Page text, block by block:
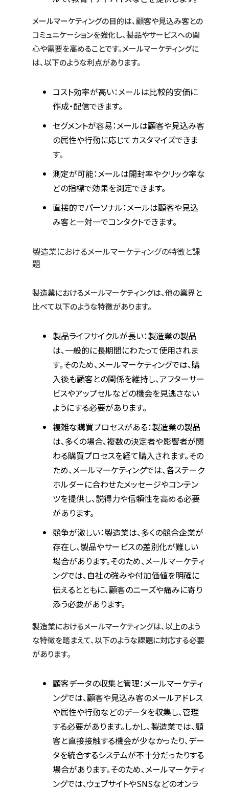
メールマーケティングの目的は、顧客や見込み客との
コミュニケーションを強化し、製品やサービスへの関
心や需要を高めることです。メールマーケティングに
は、以下のような利点があります。
コスト効率が高い：メールは比較的安価に
作成・配信できます。
セグメントが容易：メールは顧客や見込み客
の属性や行動に応じてカスタマイズできま
す。
測定が可能：メールは開封率やクリック率な
どの指標で効果を測定できます。
直接的でパーソナル：メールは顧客や見込
み客と一対一でコンタクトできます。
製造業におけるメールマーケティングの特徴と課
題
製造業におけるメールマーケティングは、他の業界と
比べて以下のような特徴があります。
製品ライフサイクルが長い：製造業の製品
は、一般的に長期間にわたって使用されま
す。そのため、メールマーケティングでは、購
入後も顧客との関係を維持し、アフターサー
ビスやアップセルなどの機会を見逃さない
ようにする必要があります。
複雑な購買プロセスがある：製造業の製品
は、多くの場合、複数の決定者や影響者が関
わる購買プロセスを経て購入されます。その
ため、メールマーケティングでは、各ステーク
ホルダーに合わせたメッセージやコンテン
ツを提供し、説得力や信頼性を高める必要
があります。
競争が激しい：製造業は、多くの競合企業が
存在し、製品やサービスの差別化が難しい
場合があります。そのため、メールマーケティ
ングでは、自社の強みや付加価値を明確に
伝えるとともに、顧客のニーズや痛みに寄り
添う必要があります。
製造業におけるメールマーケティングは、以上のよう
な特徴を踏まえて、以下のような課題に対応する必要
があります。
顧客データの収集と管理：メールマーケティ
ングでは、顧客や見込み客のメールアドレス
や属性や行動などのデータを収集し、管理
する必要があります。しかし、製造業では、顧
客と直接接触する機会が少なかったり、デー
タを統合するシステムが不十分だったりする
場合があります。そのため、メールマーケティ
ングでは、ウェブサイトやSNSなどのオンラ